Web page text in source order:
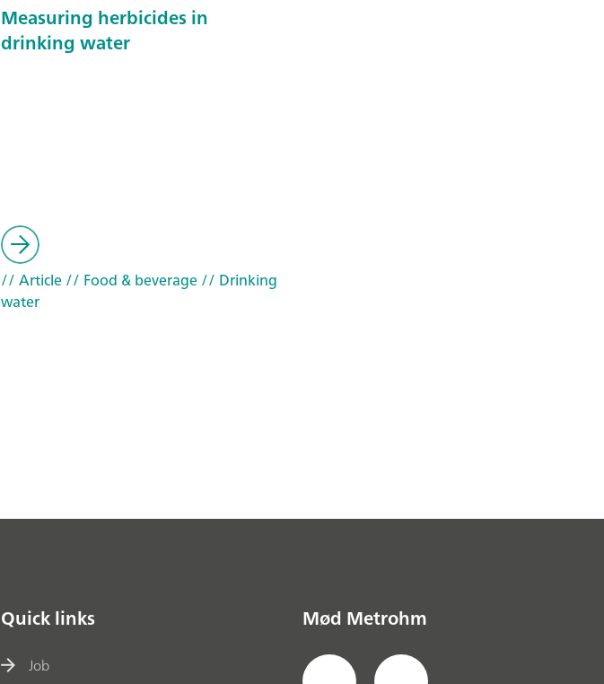
Measuring herbicides in
drinking water
// Article// Food & beverage// Drinking
water
Quick links
Job
Mød Metrohm